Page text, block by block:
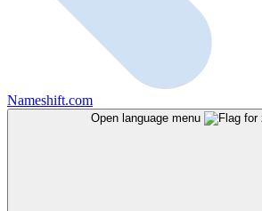
Nameshift.com
Open language menu